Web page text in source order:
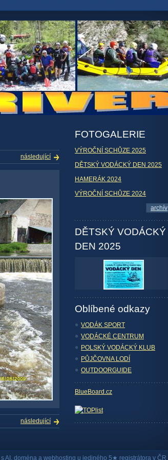
následující
následující
FOTOGALERIE
VÝROČNÍ SCHŮZE 2025
DĚTSKÝ VODÁCKÝ DEN 2025
HAMERÁK 2024
VÝROČNÍ SCHŮZE 2024
archív
DĚTSKÝ VODÁCKÝ
DEN 2025
Oblíbené odkazy
VODÁK SPORT
VODÁCKÉ CENTRUM
POLSKÝ VODÁCKÝ KLUB
PŮJČOVNA LODÍ
OUTDOORGUIDE
BlueBoard.cz
s AI, doména a webhosting u jediného 5★ registrátora v ČR